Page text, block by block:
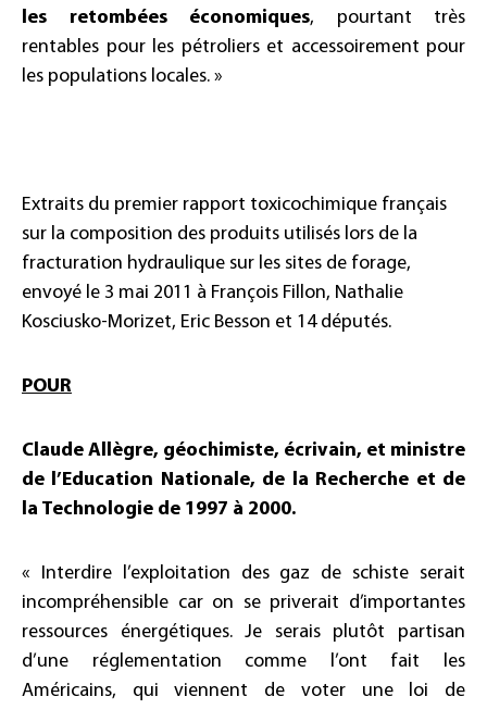
les retombées économiques, pourtant très
rentables pour les pétroliers et accessoirement pour
les populations locales. »
Extraits du premier rapport toxicochimique français
sur la composition des produits utilisés lors de la
fracturation hydraulique sur les sites de forage,
envoyé le 3 mai 2011 à François Fillon, Nathalie
Kosciusko-Morizet, Eric Besson et 14 députés.
POUR
Claude Allègre, géochimiste, écrivain, et ministre
de l’Education Nationale, de la Recherche et de
la Technologie de 1997 à 2000.
« Interdire l’exploitation des gaz de schiste serait
incompréhensible car on se priverait d’importantes
ressources énergétiques. Je serais plutôt partisan
d’une réglementation comme l’ont fait les
Américains, qui viennent de voter une loi de